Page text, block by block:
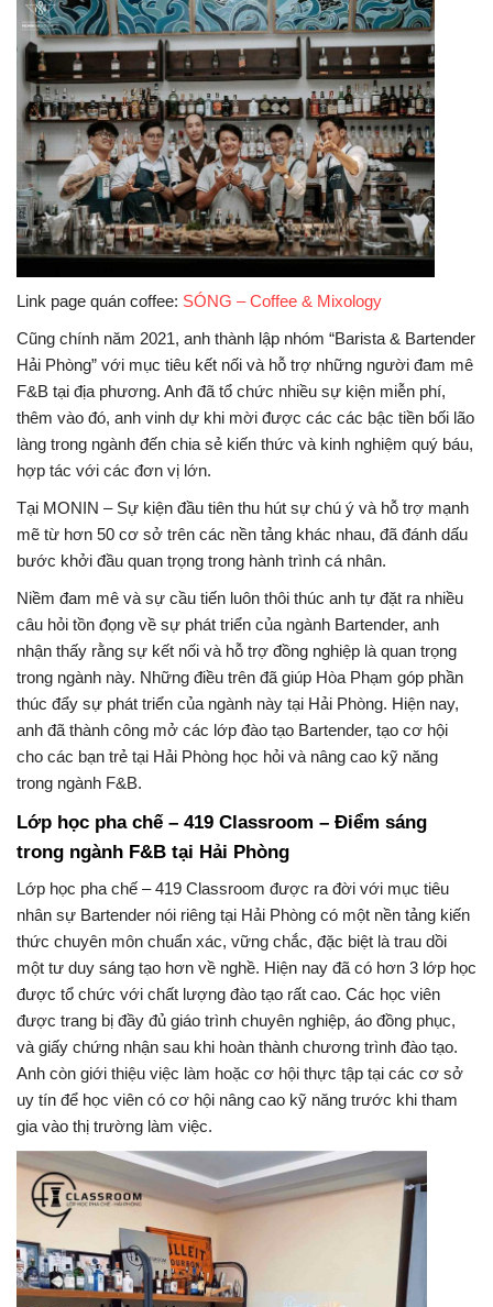
Link page quán coffee: SÓNG – Coffee & Mixology
Cũng chính năm 2021, anh thành lập nhóm “Barista & Bartender
Hải Phòng” với mục tiêu kết nối và hỗ trợ những người đam mê
F&B tại địa phương. Anh đã tổ chức nhiều sự kiện miễn phí,
thêm vào đó, anh vinh dự khi mời được các các bậc tiền bối lão
làng trong ngành đến chia sẻ kiến thức và kinh nghiệm quý báu,
hợp tác với các đơn vị lớn.
Tại MONIN – Sự kiện đầu tiên thu hút sự chú ý và hỗ trợ mạnh
mẽ từ hơn 50 cơ sở trên các nền tảng khác nhau, đã đánh dấu
bước khởi đầu quan trọng trong hành trình cá nhân.
Niềm đam mê và sự cầu tiến luôn thôi thúc anh tự đặt ra nhiều
câu hỏi tồn đọng về sự phát triển của ngành Bartender, anh
nhận thấy rằng sự kết nối và hỗ trợ đồng nghiệp là quan trọng
trong ngành này. Những điều trên đã giúp Hòa Phạm góp phần
thúc đẩy sự phát triển của ngành này tại Hải Phòng. Hiện nay,
anh đã thành công mở các lớp đào tạo Bartender, tạo cơ hội
cho các bạn trẻ tại Hải Phòng học hỏi và nâng cao kỹ năng
trong ngành F&B.
Lớp học pha chế – 419 Classroom – Điểm sáng
trong ngành F&B tại Hải Phòng
Lớp học pha chế – 419 Classroom được ra đời với mục tiêu
nhân sự Bartender nói riêng tại Hải Phòng có một nền tảng kiến
thức chuyên môn chuẩn xác, vững chắc, đặc biệt là trau dồi
một tư duy sáng tạo hơn về nghề. Hiện nay đã có hơn 3 lớp học
được tổ chức với chất lượng đào tạo rất cao. Các học viên
được trang bị đầy đủ giáo trình chuyên nghiệp, áo đồng phục,
và giấy chứng nhận sau khi hoàn thành chương trình đào tạo.
Anh còn giới thiệu việc làm hoặc cơ hội thực tập tại các cơ sở
uy tín để học viên có cơ hội nâng cao kỹ năng trước khi tham
gia vào thị trường làm việc.